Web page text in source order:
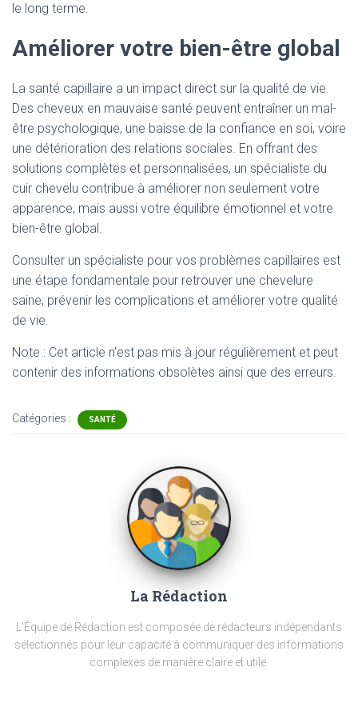
le long terme.
Améliorer votre bien-être global
La santé capillaire a un impact direct sur la qualité de vie.
Des cheveux en mauvaise santé peuvent entraîner un mal-
être psychologique, une baisse de la confiance en soi, voire
une détérioration des relations sociales. En offrant des
solutions complètes et personnalisées, un spécialiste du
cuir chevelu contribue à améliorer non seulement votre
apparence, mais aussi votre équilibre émotionnel et votre
bien-être global.
Consulter un spécialiste pour vos problèmes capillaires est
une étape fondamentale pour retrouver une chevelure
saine, prévenir les complications et améliorer votre qualité
de vie.
Note : Cet article n'est pas mis à jour régulièrement et peut
contenir des informations obsolètes ainsi que des erreurs.
Catégories : SANTÉ
La Rédaction
L'Équipe de Rédaction est composée de rédacteurs indépendants
sélectionnés pour leur capacité à communiquer des informations
complexes de manière claire et utile.